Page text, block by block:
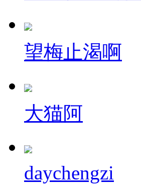
望梅止渴啊
大猫阿
daychengzi